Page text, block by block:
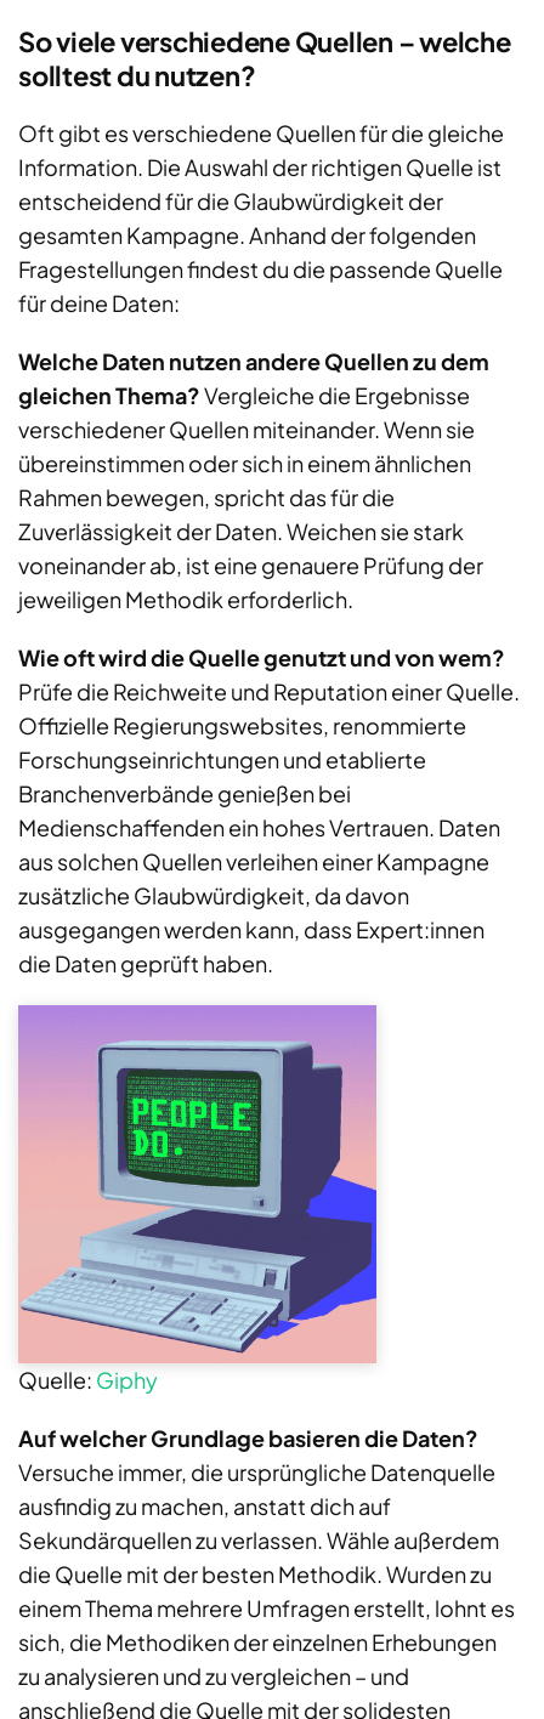
So viele verschiedene Quellen – welche
solltest du nutzen?
Oft gibt es verschiedene Quellen für die gleiche
Information. Die Auswahl der richtigen Quelle ist
entscheidend für die Glaubwürdigkeit der
gesamten Kampagne. Anhand der folgenden
Fragestellungen findest du die passende Quelle
für deine Daten:
Welche Daten nutzen andere Quellen zu dem
gleichen Thema?Vergleiche die Ergebnisse
verschiedener Quellen miteinander. Wenn sie
übereinstimmen oder sich in einem ähnlichen
Rahmen bewegen, spricht das für die
Zuverlässigkeit der Daten. Weichen sie stark
voneinander ab, ist eine genauere Prüfung der
jeweiligen Methodik erforderlich.
Wie oft wird die Quelle genutzt und von wem?
Prüfe die Reichweite und Reputation einer Quelle.
Offizielle Regierungswebsites, renommierte
Forschungseinrichtungen und etablierte
Branchenverbände genießen bei
Medienschaffenden ein hohes Vertrauen. Daten
aus solchen Quellen verleihen einer Kampagne
zusätzliche Glaubwürdigkeit, da davon
ausgegangen werden kann, dass Expert:innen
die Daten geprüft haben.
Quelle: Giphy
Auf welcher Grundlage basieren die Daten?
Versuche immer, die ursprüngliche Datenquelle
ausfindig zu machen, anstatt dich auf
Sekundärquellen zu verlassen. Wähle außerdem
die Quelle mit der besten Methodik. Wurden zu
einem Thema mehrere Umfragen erstellt, lohnt es
sich, die Methodiken der einzelnen Erhebungen
zu analysieren und zu vergleichen – und
anschließend die Quelle mit der solidesten